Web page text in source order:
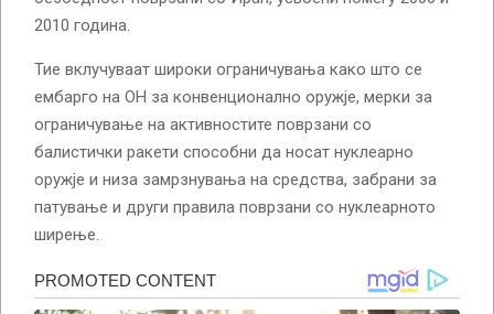
2010 година.
Тие вклучуваат широки ограничувања како што се
ембарго на ОН за конвенционално оружје, мерки за
ограничување на активностите поврзани со
балистички ракети способни да носат нуклеарно
оружје и низа замрзнувања на средства, забрани за
патување и други правила поврзани со нуклеарното
ширење.